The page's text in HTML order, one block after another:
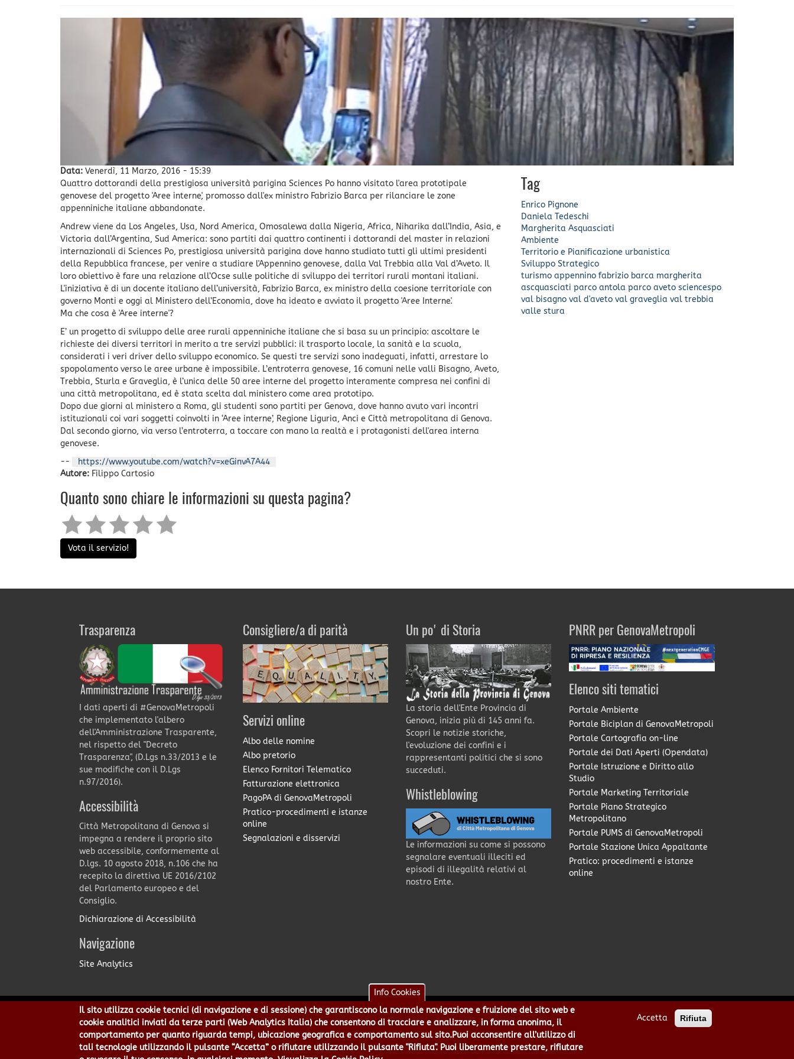
Data: Venerdì, 11 Marzo, 2016 - 15:39
Quattro dottorandi della prestigiosa università parigina Sciences Po hanno visitato l'area prototipale
genovese del progetto 'Aree interne', promosso dall'ex ministro Fabrizio Barca per rilanciare le zone
appenniniche italiane abbandonate.
Andrew viene da Los Angeles, Usa, Nord America, Omosalewa dalla Nigeria, Africa, Niharika dall’India, Asia, e
Victoria dall’Argentina, Sud America: sono partiti dai quattro continenti i dottorandi del master in relazioni
internazionali di Sciences Po, prestigiosa università parigina dove hanno studiato tutti gli ultimi presidenti
della Repubblica francese, per venire a studiare l'Appennino genovese, dalla Val Trebbia alla Val d’Aveto. Il
loro obiettivo è fare una relazione all’Ocse sulle politiche di sviluppo dei territori rurali montani italiani.
L'iniziativa è di un docente italiano dell’università, Fabrizio Barca, ex ministro della coesione territoriale con
governo Monti e oggi al Ministero dell’Economia, dove ha ideato e avviato il progetto 'Aree Interne'.
Ma che cosa è 'Aree interne'?
E’ un progetto di sviluppo delle aree rurali appenniniche italiane che si basa su un principio: ascoltare le
richieste dei diversi territori in merito a tre servizi pubblici: il trasporto locale, la sanità e la scuola,
considerati i veri driver dello sviluppo economico. Se questi tre servizi sono inadeguati, infatti, arrestare lo
spopolamento verso le aree urbane è impossibile. L’entroterra genovese, 16 comuni nelle valli Bisagno, Aveto,
Trebbia, Sturla e Graveglia, è l’unica delle 50 aree interne del progetto interamente compresa nei confini di
una città metropolitana, ed è stata scelta dal ministero come area prototipo.
Dopo due giorni al ministero a Roma, gli studenti sono partiti per Genova, dove hanno avuto vari incontri
istituzionali coi vari soggetti coinvolti in ‘Aree interne’, Regione Liguria, Anci e Città metropolitana di Genova.
Dal secondo giorno, via verso l’entroterra, a toccare con mano la realtà e i protagonisti dell'area interna
genovese.
--
https://www.youtube.com/watch?v=xeGinvA7A44
Autore: Filippo Cartosio
Tag
Enrico Pignone
Daniela Tedeschi
Margherita Asquasciati
Ambiente
Territorio e Pianificazione urbanistica
Sviluppo Strategico
turismo appennino fabrizio barca margherita
ascquasciati parco antola parco aveto sciencespo
val bisagno val d'aveto val graveglia val trebbia
valle stura
Quanto sono chiare le informazioni su questa pagina?
Vota il servizio!
Trasparenza
I dati aperti di #GenovaMetropoli
che implementato l'albero
dell'Amministrazione Trasparente,
nel rispetto del "Decreto
Trasparenza", (D.Lgs n.33/2013 e le
sue modifiche con il D.Lgs
n.97/2016).
Accessibilità
Città Metropolitana di Genova si
impegna a rendere il proprio sito
web accessibile, conformemente al
D.lgs. 10 agosto 2018, n.106 che ha
recepito la direttiva UE 2016/2102
del Parlamento europeo e del
Consiglio.
Dichiarazione di Accessibilità
Navigazione
Site Analytics
Consigliere/a di parità
Servizi online
Albo delle nomine
Albo pretorio
Elenco Fornitori Telematico
Fatturazione elettronica
PagoPA di GenovaMetropoli
Pratico-procedimenti e istanze
online
Segnalazioni e disservizi
Un po' di Storia
La storia dell'Ente Provincia di
Genova, inizia più di 145 anni fa.
Scopri le notizie storiche,
l'evoluzione dei confini e i
rappresentanti politici che si sono
succeduti.
Whistleblowing
Le informazioni su come si possono
segnalare eventuali illeciti ed
episodi di illegalità relativi al
nostro Ente.
PNRR per GenovaMetropoli
Elenco siti tematici
Portale Ambiente
Portale Biciplan di GenovaMetropoli
Portale Cartografia on-line
Portale dei Dati Aperti (Opendata)
Portale Istruzione e Diritto allo
Studio
Portale Marketing Territoriale
Portale Piano Strategico
Metropolitano
Portale PUMS di GenovaMetropoli
Portale Stazione Unica Appaltante
Pratico: procedimenti e istanze
online
Città Metropolitana di Genova - Piazzale Mazzini 2 -16122 - Genova | CF:80007350103 - P.Iva: 00949170104 | Codice IPA: cmge
Centralino 010 54991 Fax 010 5499244 URP 010 5499456 Num.Verde 800 509420 | P.E.C.:pec@cert.cittametropolitana.genova.it
Privacy| Tecnologie e Accessibilità|Note Legali|Contatti per il sito Web|Statistiche|area riservata
Info Cookies
Il sito utilizza cookie tecnici (di navigazione e di sessione) che garantiscono la normale navigazione e fruizione del sito web e
cookie analitici inviati da terze parti (Web Analytics Italia) che consentono di tracciare e analizzare, in forma anonima, il
comportamento per quanto riguarda tempi, ubicazione geografica e comportamento sul sito.Puoi acconsentire all’utilizzo di
tali tecnologie utilizzando il pulsante “Accetta” o rifiutare utilizzando il pulsante "Rifiuta". Puoi liberamente prestare, rifiutare
Accetta Rifiuta